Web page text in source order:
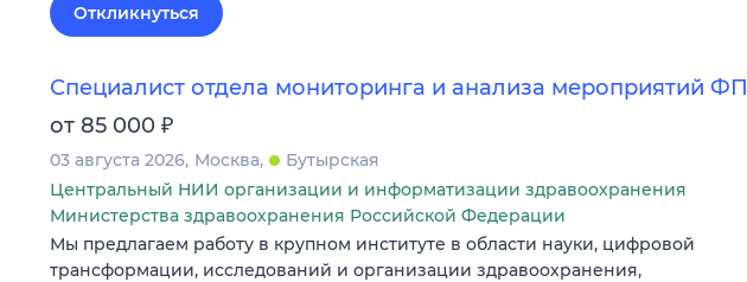
Откликнуться
Специалист отдела мониторинга и анализа мероприятий ФП
от 85 000 ₽
03 августа 2026 Москва
Бутырская
Центральный НИИ организации и информатизации здравоохранения
Министерства здравоохранения Российской Федерации
Мы предлагаем работу в крупном институте в области науки, цифровой
трансформации, исследований и организации здравоохранения,